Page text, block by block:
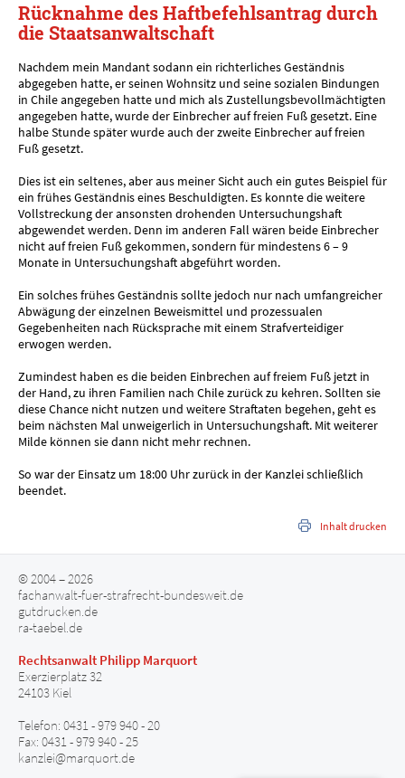
Rücknahme des Haftbefehlsantrag durch
die Staatsanwaltschaft
Nachdem mein Mandant sodann ein richterliches Geständnis
abgegeben hatte, er seinen Wohnsitz und seine sozialen Bindungen
in Chile angegeben hatte und mich als Zustellungsbevollmächtigten
angegeben hatte, wurde der Einbrecher auf freien Fuß gesetzt. Eine
halbe Stunde später wurde auch der zweite Einbrecher auf freien
Fuß gesetzt.
Dies ist ein seltenes, aber aus meiner Sicht auch ein gutes Beispiel für
ein frühes Geständnis eines Beschuldigten. Es konnte die weitere
Vollstreckung der ansonsten drohenden Untersuchungshaft
abgewendet werden. Denn im anderen Fall wären beide Einbrecher
nicht auf freien Fuß gekommen, sondern für mindestens 6 – 9
Monate in Untersuchungshaft abgeführt worden.
Ein solches frühes Geständnis sollte jedoch nur nach umfangreicher
Abwägung der einzelnen Beweismittel und prozessualen
Gegebenheiten nach Rücksprache mit einem Strafverteidiger
erwogen werden.
Zumindest haben es die beiden Einbrechen auf freiem Fuß jetzt in
der Hand, zu ihren Familien nach Chile zurück zu kehren. Sollten sie
diese Chance nicht nutzen und weitere Straftaten begehen, geht es
beim nächsten Mal unweigerlich in Untersuchungshaft. Mit weiterer
Milde können sie dann nicht mehr rechnen.
So war der Einsatz um 18:00 Uhr zurück in der Kanzlei schließlich
beendet.
Inhalt drucken
© 2004 – 2026
fachanwalt-fuer-strafrecht-bundesweit.de
gutdrucken.de
ra-taebel.de
Rechtsanwalt Philipp Marquort
Exerzierplatz 32
24103 Kiel
Telefon: 0431 - 979 940 - 20
Fax: 0431 - 979 940 - 25
kanzlei@marquort.de